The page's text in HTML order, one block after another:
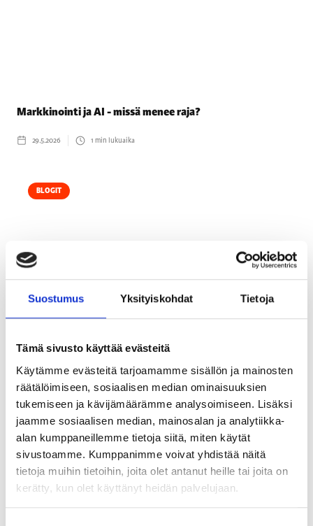
Suostumus Yksityiskohdat Tietoja
Tämä sivusto käyttää evästeitä
Käytämme evästeitä tarjoamamme sisällön ja mainosten
räätälöimiseen, sosiaalisen median ominaisuuksien
tukemiseen ja kävijämäärämme analysoimiseen. Lisäksi
jaamme sosiaalisen median, mainosalan ja analytiikka-
alan kumppaneillemme tietoja siitä, miten käytät
sivustoamme. Kumppanimme voivat yhdistää näitä
tietoja muihin tietoihin, joita olet antanut heille tai joita on
kerätty, kun olet käyttänyt heidän palvelujaan.
Markkinointi ja AI - missä menee raja?
29.5.2026 1 min lukuaika
BLOGIT
Tuloksellisuus ja markkinointi – Markkinoinnin rooli
suomalaisten yritysten liiketoiminnassa 2026
25.5.2026 2min lukuaika
BLOGIT